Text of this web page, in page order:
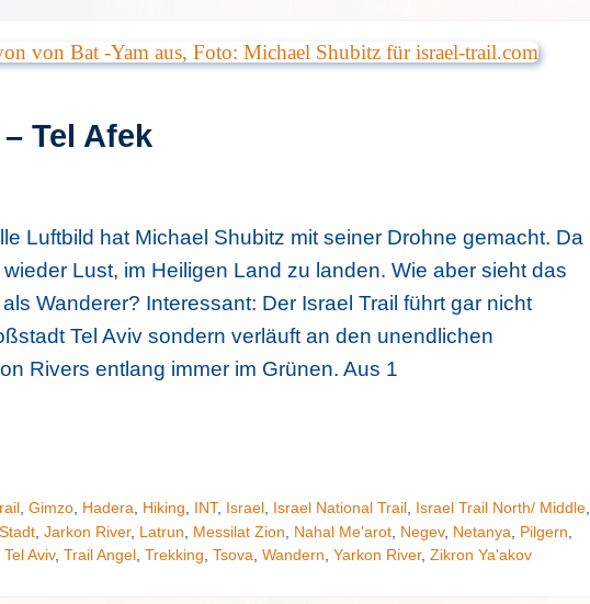
Tel Afek
Luftbild hat Michael Shubitz mit seiner Drohne gemacht. Da
Lust, im Heiligen Land zu landen. Wie aber sieht das
Wanderer? Interessant: Der Israel Trail führt gar nicht
Tel Aviv sondern verläuft an den unendlichen
Rivers entlang immer im Grünen. Aus 1
, Gimzo, Hadera, Hiking, INT, Israel, Israel National Trail, Israel Trail North/ Middle,
, Jarkon River, Latrun, Messilat Zion, Nahal Me'arot, Negev, Netanya, Pilgern,
Tel Aviv, Trail Angel, Trekking, Tsova, Wandern, Yarkon River, Zikron Ya'akov